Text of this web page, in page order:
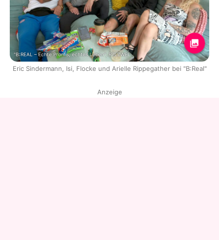
"B:REAL – Echte Promis, echtes Leben", RTLZWEI
Eric Sindermann, Isi, Flocke und Arielle Rippegather bei "B:Real"
Anzeige